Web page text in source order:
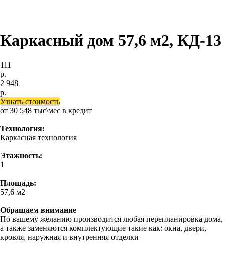
Каркасный дом 57,6 м2, КД-13
111
р.
2 948
р.
Узнать стоимость
от 30 548 тыс\мес в кредит
Технология:
Каркасная технология
Этажность:
1
Площадь:
57,6 м2
Обращаем внимание
По вашему желанию производится любая перепланировка дома,
а также заменяются комплектующие такие как: окна, двери,
кровля, наружная и внутренняя отделки